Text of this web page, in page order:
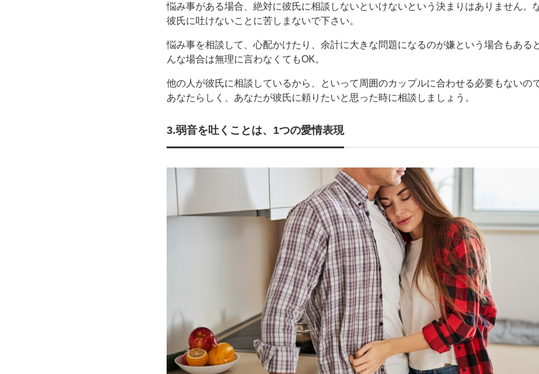
悩み事がある場合、絶対に彼氏に相談しないといけないという決まりはありません。
彼氏に吐けないことに苦しまないで下さい。
悩み事を相談して、心配かけたり、余計に大きな問題になるのが嫌という場合もある
んな場合は無理に言わなくてもOK。
他の人が彼氏に相談しているから、といって周囲のカップルに合わせる必要もないの
あなたらしく、あなたが彼氏に頼りたいと思った時に相談しましょう。
3.弱音を吐くことは、1つの愛情表現